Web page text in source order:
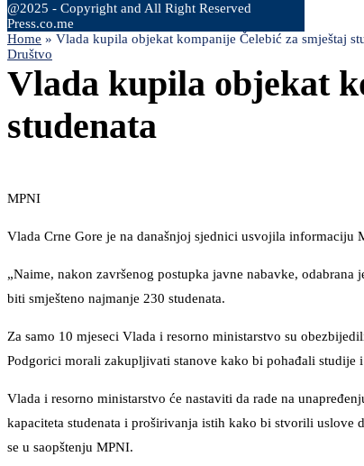
@2025 - Copyright and All Right Reserved
Press.co.me
Home » Vlada kupila objekat kompanije Čelebić za smještaj
Društvo
Vlada kupila objekat
studenata
MPNI
Vlada Crne Gore je na današnjoj sjednici usvojila informaciju
„Naime, nakon završenog postupka javne nabavke,
biti smješteno najmanje 230 studenata.
Za samo 10 mjeseci Vlada i resorno ministarstvo su
Podgorici morali zakupljivati stanove kako bi pohađali studije
Vlada i resorno ministarstvo će nastaviti da rade na
kapaciteta studenata i proširivanja istih kako bi stvorili uslove
se u saopštenju MPNI.